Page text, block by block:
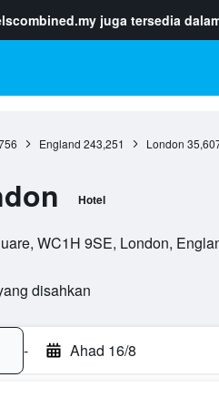
juga tersedia
England 243,251 London
Hotel
WC1H 9SE, London,
disahkan
- Ahad 16/8